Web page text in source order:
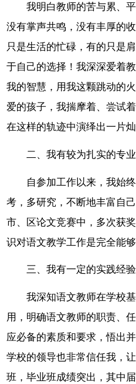
我明白教师的苦与累、
没有掌声共鸣，没有丰厚的
只是生活的忙碌，有的只是
于自己的选择！我深深爱着
我的智慧，用我这颗跳动的
爱的孩子，我揣摩着、尝试
在这样的轨迹中演绎出一片灿
二、我有较为扎实的专
自参加工作以来，我始
考，多研究，不断地丰富自
市、区论文竞赛中，多次获
识对语文教学工作是完全能够
三、我有一定的实践经验
我深知语文教师在学校
用，明确语文教师的职责、
应必备的素质和要求，悟出
学校的领导也非常信任我，
班，毕业班成绩突出，其中